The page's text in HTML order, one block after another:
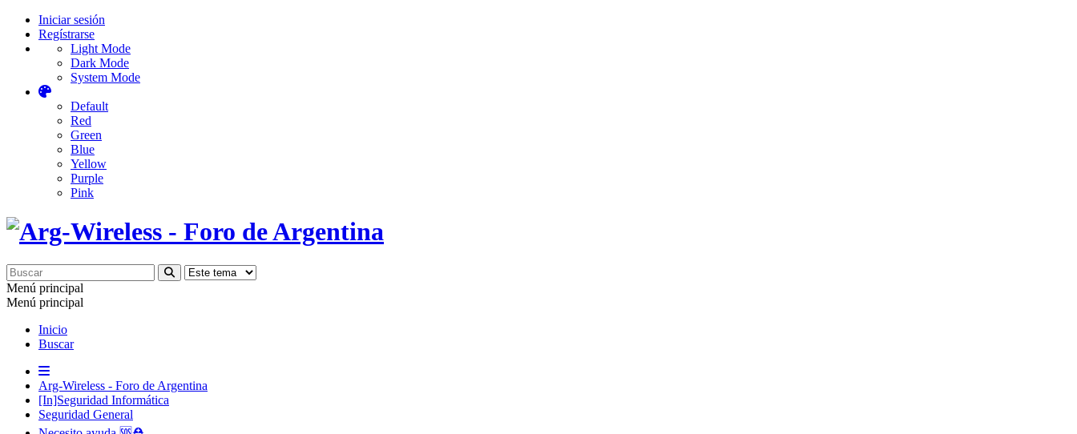
Iniciar sesión
Regístrarse
Light Mode
Dark Mode
System Mode
Default
Red
Green
Blue
Yellow
Purple
Pink
Menú principal
Menú principal
Inicio
Buscar
Arg-Wireless - Foro de Argentina
[In]Seguridad Informática
Seguridad General